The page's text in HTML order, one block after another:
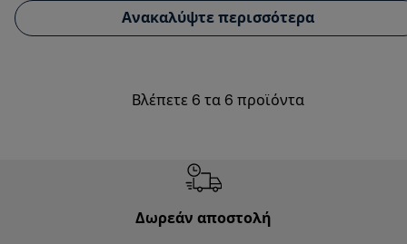
Ανακαλύψτε περισσότερα
Βλέπετε 6 τα 6 προϊόντα
Δωρεάν αποστολή